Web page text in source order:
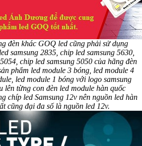
đèn khác GOQ led cũng phải sử dụng
samsung 2835, chip led samsung 5630,
chip led samsung 5050 của hãng đèn
phẩm led module 3 bóng, led module 4
led module 1 bóng với logo samsung
lên từng con đèn led module hàn quốc
chíp led Samsung 12v nên nguồn led hàn
cũng đại đa số là nguồn led 12v.